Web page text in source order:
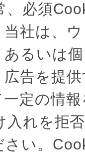
イルを指
けでなく
、必須
社は、
るいは
告を提
定の情
入れを拒
さい。